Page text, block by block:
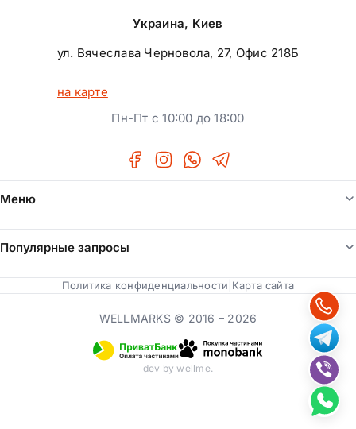
Украина, Киев
ул. Вячеслава Черновола, 27, Офис 218Б
на карте
Пн-Пт с 10:00 до 18:00
Меню
Мы в медиа
Калькулятор
Популярные запросы
Регистрация ТМ
Международная регистрация ТМ
Авторское право
Политика конфиденциальности Карта сайта
WELLMARKS © 2016 – 2026
dev by wellme.